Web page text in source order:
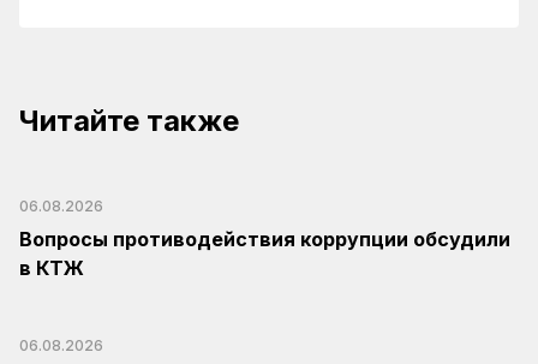
Читайте также
06.08.2026
Вопросы противодействия коррупции обсудили
в КТЖ
06.08.2026